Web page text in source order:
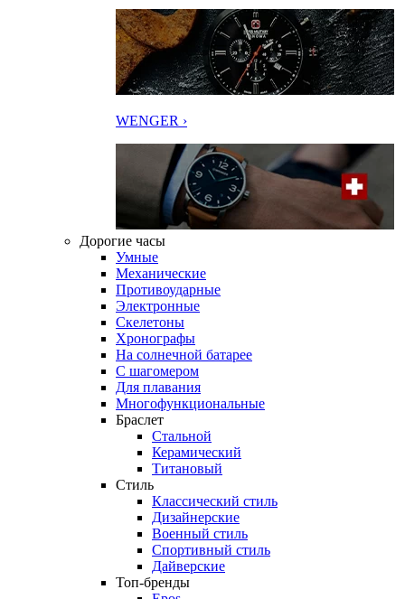
WENGER ›
Дорогие часы
Умные
Механические
Противоударные
Электронные
Скелетоны
Хронографы
На солнечной батарее
С шагомером
Для плавания
Многофункциональные
Браслет
Стальной
Керамический
Титановый
Стиль
Классический стиль
Дизайнерские
Военный стиль
Спортивный стиль
Дайверские
Топ-бренды